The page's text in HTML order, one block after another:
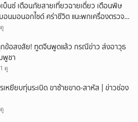
บ็นซ์ เตือนภัยสายเที่ยวฉายเดี่ยว เตือนพิษ
อนมอนอกไซด์ คร่าชีวิต แนะพกเครื่องตรวจ
ว
ข้อสงสัย! ทูตจีนพูดแล้ว กรณีข่าว ส่งอาวุธ
พูชา
ดู
เหยียบทุ่นระเบิด ขาซ้ายขาด-สาหัส | ข่าวช่อง